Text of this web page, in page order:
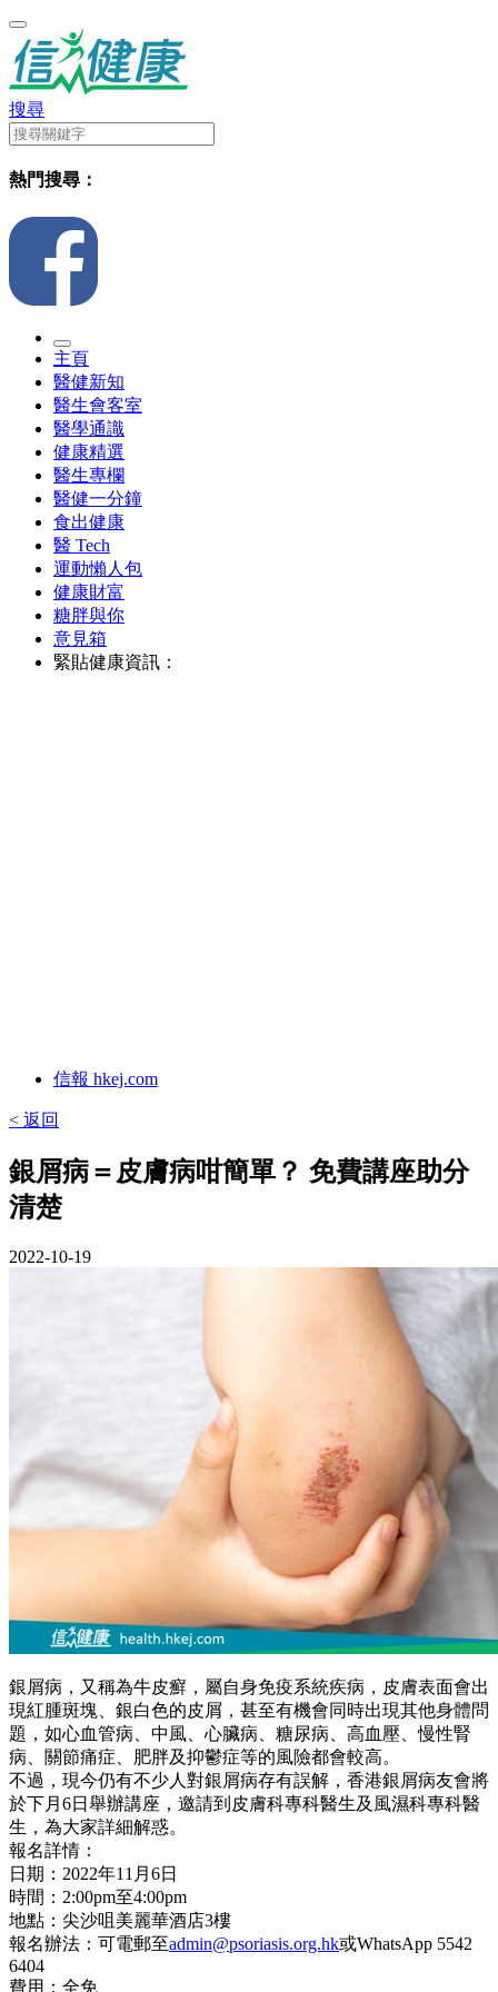
搜尋
熱門搜尋：
主頁
醫健新知
醫生會客室
醫學通識
健康精選
醫生專欄
醫健一分鐘
食出健康
醫 Tech
運動懶人包
健康財富
糖胖與你
意見箱
緊貼健康資訊：
信報 hkej.com
< 返回
銀屑病＝皮膚病咁簡單？ 免費講座助分
清楚
2022-10-19
銀屑病，又稱為牛皮癬，屬自身免疫系統疾病，皮膚表面會出
現紅腫斑塊、銀白色的皮屑，甚至有機會同時出現其他身體問
題，如心血管病、中風、心臟病、糖尿病、高血壓、慢性腎
病、關節痛症、肥胖及抑鬱症等的風險都會較高。
不過，現今仍有不少人對銀屑病存有誤解，香港銀屑病友會將
於下月6日舉辦講座，邀請到皮膚科專科醫生及風濕科專科醫
生，為大家詳細解惑。
報名詳情：
日期：2022年11月6日
時間：2:00pm至4:00pm
地點：尖沙咀美麗華酒店3樓
報名辦法：可電郵至admin@psoriasis.org.hk或WhatsApp 5542
6404
費用：全免